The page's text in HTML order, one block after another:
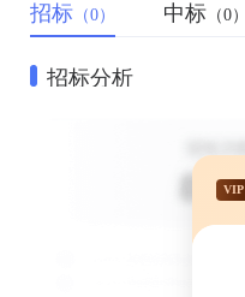
招标 （0） 中标 （0）
招标分析
VIP